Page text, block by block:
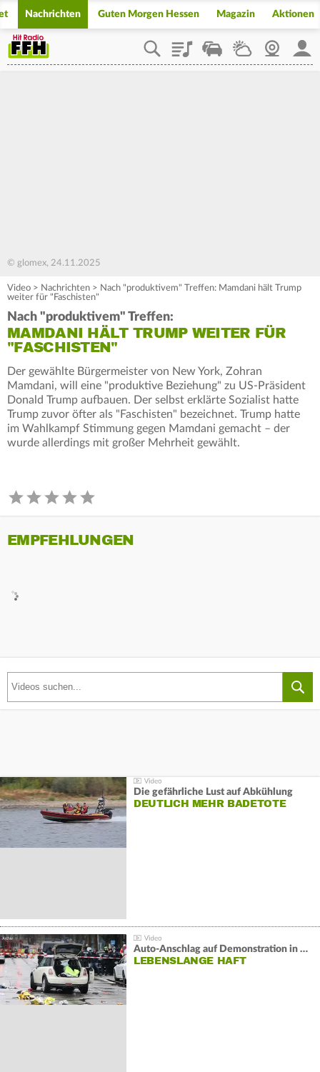
Nachrichten Guten Morgen Hessen Magazin Aktionen
PlaylistStaupilotWetterWebcam
© glomex, 24.11.2025
Video > Nachrichten > Nach "produktivem" Treffen: Mamdani hält Trump
weiter für "Faschisten"
Nach "produktivem" Treffen:
MAMDANI HÄLT TRUMP WEITER FÜR
"FASCHISTEN"
Der gewählte Bürgermeister von New York, Zohran
Mamdani, will eine "produktive Beziehung" zu US-Präsident
Donald Trump aufbauen. Der selbst erklärte Sozialist hatte
Trump zuvor öfter als "Faschisten" bezeichnet. Trump hatte
im Wahlkampf Stimmung gegen Mamdani gemacht – der
wurde allerdings mit großer Mehrheit gewählt.
EMPFEHLUNGEN
Die gefährliche Lust auf Abkühlung
DEUTLICH MEHR BADETOTE
Auto-Anschlag auf Demonstration in München:
LEBENSLANGE HAFT